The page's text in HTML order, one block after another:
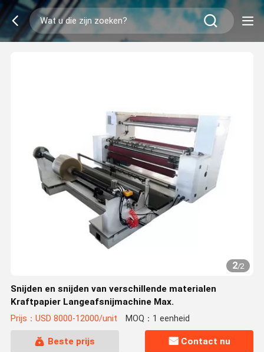
2/2
Snijden en snijden van verschillende materialen
Kraftpapier Langeafsnijmachine Max.
Prijs：USD 8000-12000/unit MOQ：1 eenheid
Beste prijs Contact nu